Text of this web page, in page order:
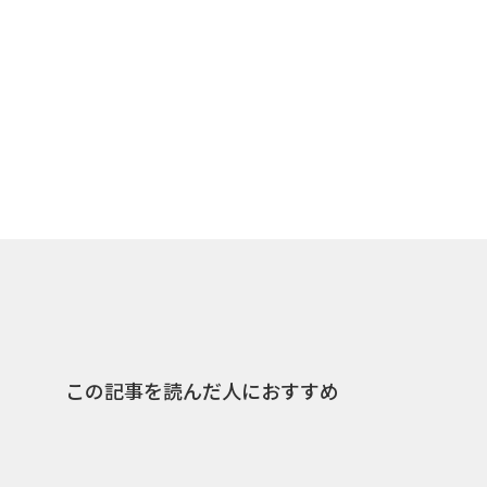
この記事を読んだ人におすすめ